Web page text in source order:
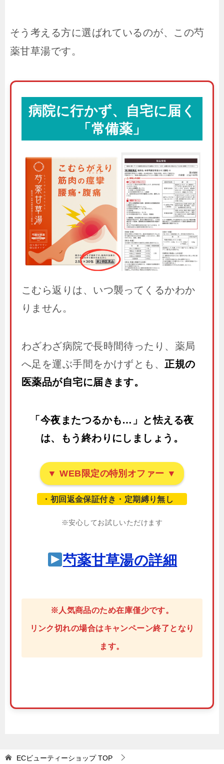
そう考える方に選ばれているのが、この芍
薬甘草湯です。
病院に行かず、自宅に届く
「常備薬」
こむら返りは、いつ襲ってくるかわか
りません。
わざわざ病院で長時間待ったり、薬局
へ足を運ぶ手間をかけずとも、 正規の
医薬品が自宅に届きます。
「今夜またつるかも…」と怯える夜
は、もう終わりにしましょう。
▼ WEB限定の特別オファー ▼
・初回返金保証付き・定期縛り無し
※安心してお試しいただけます
芍薬甘草湯の詳細
※人気商品のため在庫僅少です。
リンク切れの場合はキャンペーン終了となり
ます。
ECビューティーショップTOP